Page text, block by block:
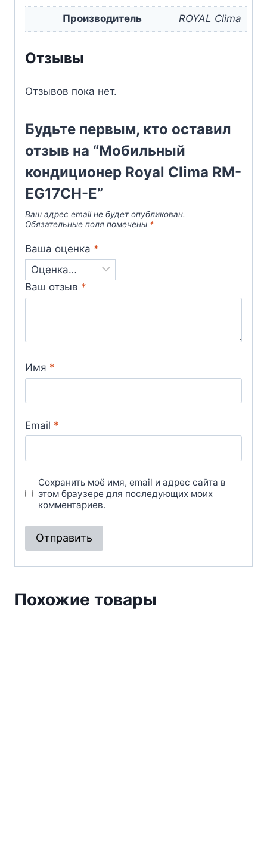
Производитель ROYAL Clima
Отзывы
Отзывов пока нет.
Будьте первым, кто оставил
отзыв на “Мобильный
кондиционер Royal Clima RM-
EG17CH-E”
Ваш адрес email не будет опубликован.
Обязательные поля помечены *
Ваша оценка *
Ваш отзыв *
Имя *
Email *
Сохранить моё имя, email и адрес сайта в
этом браузере для последующих моих
комментариев.
Похожие товары